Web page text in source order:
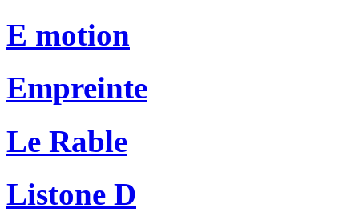
E motion
Empreinte
Le Rable
Listone D